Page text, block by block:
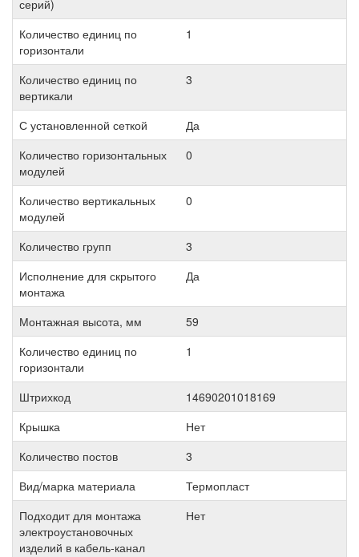
серий)
Количество единиц по
горизонтали
1
Количество единиц по
вертикали
3
С установленной сеткой
Да
Количество горизонтальных
модулей
0
Количество вертикальных
модулей
0
Количество групп
3
Исполнение для скрытого
монтажа
Да
Монтажная высота, мм
59
Количество единиц по
горизонтали
1
Штрихкод
14690201018169
Крышка
Нет
Количество постов
3
Вид/марка материала
Термопласт
Подходит для монтажа
электроустановочных
изделий в кабель-канал
Нет